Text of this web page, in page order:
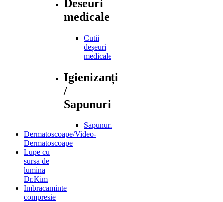
Deseuri
medicale
Cutii
deșeuri
medicale
Igienizanți
/
Sapunuri
Sapunuri
Dermatoscoape/Video-
Dermatoscoape
Lupe cu
sursa de
lumina
Dr.Kim
Imbracaminte
compresie